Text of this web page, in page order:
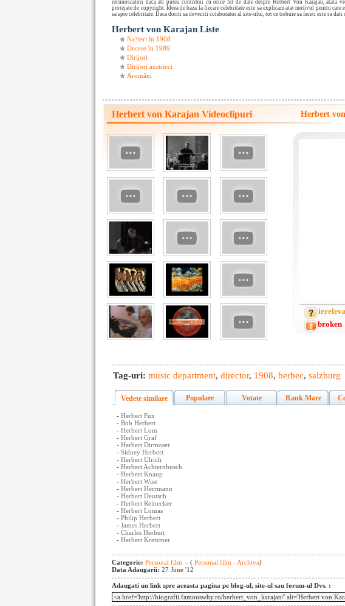
recunoscatori daca ati putea contribui cu orice fel de date despre Herbert Von Karajan, atata
protejate de copyright. Ideea de baza la fiecare celebritate este sa explicam atat motivul pentru care
sa spre celebritate. Daca doriti sa deveniti colaborator al site-ului, tot ce trebuie sa faceti este sa
Herbert von Karajan Liste
Na?teri în 1908
Decese în 1989
Dirijori
Dirijori austrieci
Aromâni
Herbert von Karajan Videoclipuri Herbert
broken
Tag-uri: music department, director, 1908, berbec, salzburg
Vedete similare Populare Votate Rank Mare
- Herbert Fux
- Bob Herbert
- Herbert Lom
- Herbert Graf
- Herbert Dirmoser
- Sidney Herbert
- Herbert Ulrich
- Herbert Achternbusch
- Herbert Knaup
- Herbert Wise
- Herbert Herrmann
- Herbert Deutsch
- Herbert Reinecker
- Herbert Lomas
- Philip Herbert
- James Herbert
- Charles Herbert
- Herbert Kretzmer
Categorie: Personal film - ( Personal film - Archiva)
Data Adaugarii: 27 June '12
Adaugati un link spre aceasta pagina pe blog-ul, site-ul sau forum-ul Dvs. :